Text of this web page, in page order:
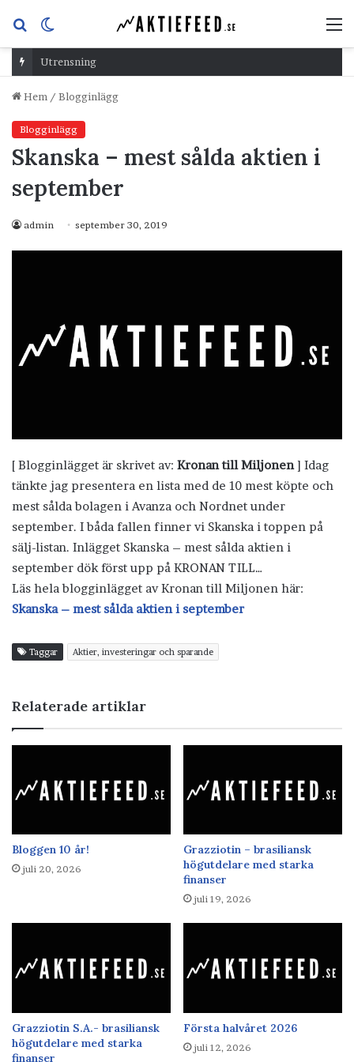
Sök
efterskin
Utrensning
Hem / Blogginlägg
Blogginlägg
Skanska – mest sålda aktien i
september
admin september 30, 2019
[ Blogginlägget är skrivet av: Kronan till Miljonen] Idag
tänkte jag presentera en lista med de 10 mest köpte och
mest sålda bolagen i Avanza och Nordnet under
september. I båda fallen finner vi Skanska i toppen på
sälj-listan. Inlägget Skanska – mest sålda aktien i
september dök först upp på KRONAN TILL…
Läs hela blogginlägget av Kronan till Miljonen här:
Skanska – mest sålda aktien i september
Taggar Aktier, investeringar och sparande
Relaterade artiklar
Bloggen 10 år!
juli 20, 2026
Grazziotin – brasiliansk
högutdelare med starka
finanser
juli 19, 2026
Grazziotin S.A.- brasiliansk
högutdelare med starka
finanser
Första halvåret 2026
juli 12, 2026